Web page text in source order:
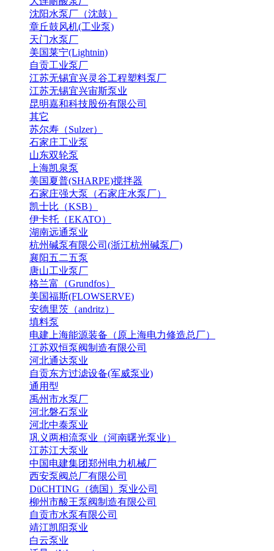
沈阳水泵厂（沈鼓）
章丘鼓风机(工业泵)
天门水泵厂
美国莱宁(Lightnin)
自贡工业泵厂
江苏无锡宜兴灵谷工程塑料泵厂
江苏无锡宜兴宙斯泵业
昆明嘉和科技股份有限公司
其它
苏尔寿（Sulzer）
石家庄工业泵
山东双轮泵
上海凯泉泵
美国夏普(SHARPE)搅拌器
石家庄强大泵（石家庄水泵厂）
凯士比（KSB）
伊卡托（EKATO）
湖南远通泵业
杭州碱泵有限公司(浙江杭州碱泵厂)
襄阳五二五泵
唐山工业泵厂
格兰富（Grundfos）
美国福斯(FLOWSERVE)
安德里茨（andritz）
填料泵
电建上海能源装备（原上海电力修造总厂）
江苏双恒泵阀制造有限公司
河北通达泵业
自贡东方过滤设备(军威泵业)
通用型
禹州市水泵厂
河北磐石泵业
河北中泰泵业
巩义两相流泵业（河南曙光泵业）
江苏江大泵业
中国电建集团郑州电力机械厂
西安泵阀总厂有限公司
DüCHTING（德国）泵业公司
柳州市酸王泵阀制造有限公司
自贡市水泵有限公司
靖江凯阳泵业
白云泵业